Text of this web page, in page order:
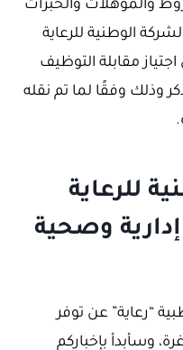
والمؤهلات والخبرات
الوطنية للرعاية
اجتياز مقابلة التوظيف
وذلك وفقًا لما تم نقله
للرعاية
وصحية
“رعاية” عن توفر
وسأبدأ بإخباركم